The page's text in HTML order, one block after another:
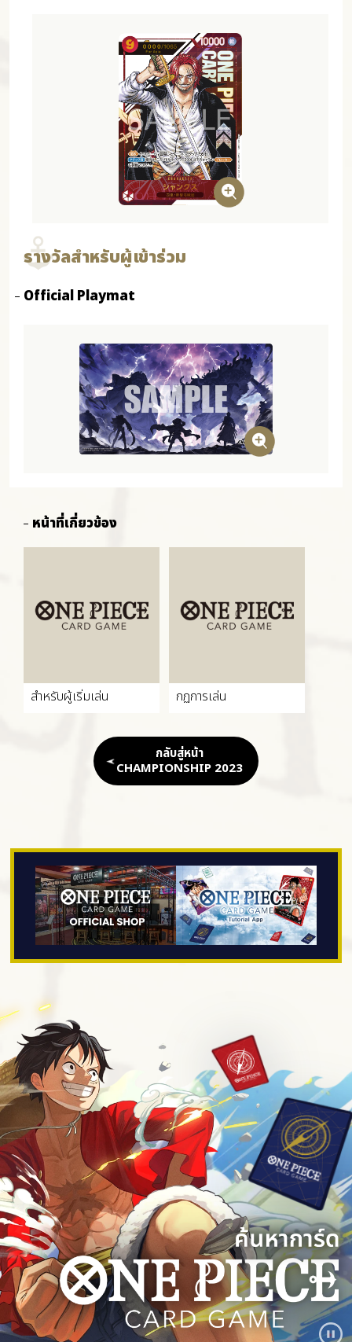
รางวัลสำหรับผู้เข้าร่วม
Official Playmat
หน้าที่เกี่ยวข้อง
สำหรับผู้เริ่มเล่น กฏการเล่น
กลับสู่หน้า
CHAMPIONSHIP 2023